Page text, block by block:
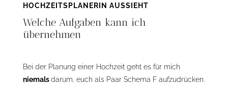
HOCHZEITSPLANERIN AUSSIEHT
Welche Aufgaben kann ich
übernehmen
Bei der Planung einer Hochzeit geht es für mich
niemalsdarum, euch als Paar Schema F aufzudrücken.